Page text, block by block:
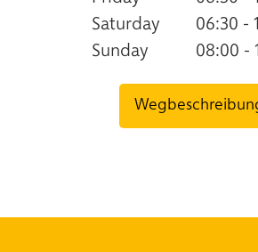
Saturday
06:30 -
Sunday
08:00 -